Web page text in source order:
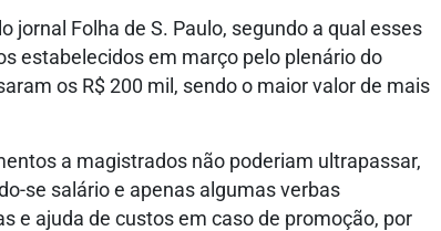
Folha de S. Paulo, segundo a qual esses
estabelecidos em março pelo plenário do
os R$ 200 mil, sendo o maior valor de mais
a magistrados não poderiam ultrapassar,
se salário e apenas algumas verbas
e ajuda de custos em caso de promoção, por